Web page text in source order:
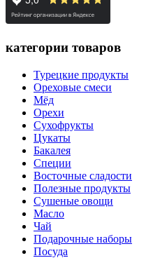
категории товаров
Турецкие продукты
Ореховые смеси
Мёд
Орехи
Сухофрукты
Цукаты
Бакалея
Специи
Восточные сладости
Полезные продукты
Сушеные овощи
Масло
Чай
Подарочные наборы
Посуда